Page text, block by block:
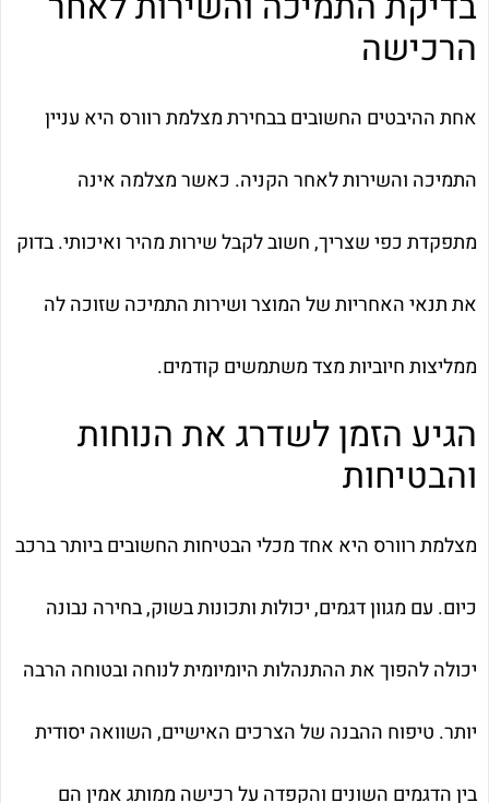
הרכישה
אחת ההיבטים החשובים בבחירת מצלמת רוורס היא עניין
התמיכה והשירות לאחר הקניה. כאשר מצלמה אינה
מתפקדת כפי שצריך, חשוב לקבל שירות מהיר ואיכותי. בדוק
את תנאי האחריות של המוצר ושירות התמיכה שזוכה לה
ממליצות חיוביות מצד משתמשים קודמים.
הגיע הזמן לשדרג את הנוחות
והבטיחות
מצלמת רוורס היא אחד מכלי הבטיחות החשובים ביותר ברכב
כיום. עם מגוון דגמים, יכולות ותכונות בשוק, בחירה נבונה
יכולה להפוך את ההתנהלות היומיומית לנוחה ובטוחה הרבה
יותר. טיפוח ההבנה של הצרכים האישיים, השוואה יסודית
בין הדגמים השונים והקפדה על רכישה ממותג אמין הם